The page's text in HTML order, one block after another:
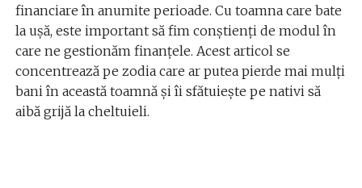
financiare în anumite perioade. Cu toamna care bate
la ușă, este important să fim conștienți de modul în
care ne gestionăm finanțele. Acest articol se
concentrează pe zodia care ar putea pierde mai mulți
bani în această toamnă și îi sfătuiește pe nativi să
aibă grijă la cheltuieli.